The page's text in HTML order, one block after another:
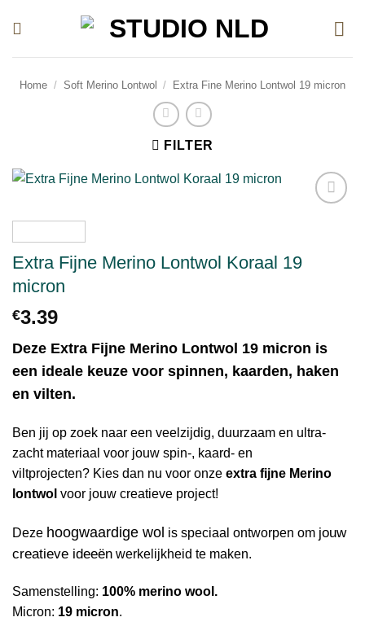
Home / Soft Merino Lontwol / Extra Fine Merino Lontwol 19 micron
FILTER
Extra Fijne Merino Lontwol Koraal 19
micron
€3.39
Deze Extra Fijne Merino Lontwol 19 micron is
een ideale keuze voor spinnen, kaarden, haken
en vilten.
Ben jij op zoek naar een veelzijdig, duurzaam en ultra-
zacht materiaal voor jouw spin-, kaard- en
viltprojecten? Kies dan nu voor onze extra fijne Merino
lontwol voor jouw creatieve project!
Deze hoogwaardige wol is speciaal ontworpen om jouw
creatieve ideeën werkelijkheid te maken.
Samenstelling: 100% merino wool.
Micron: 19 micron.